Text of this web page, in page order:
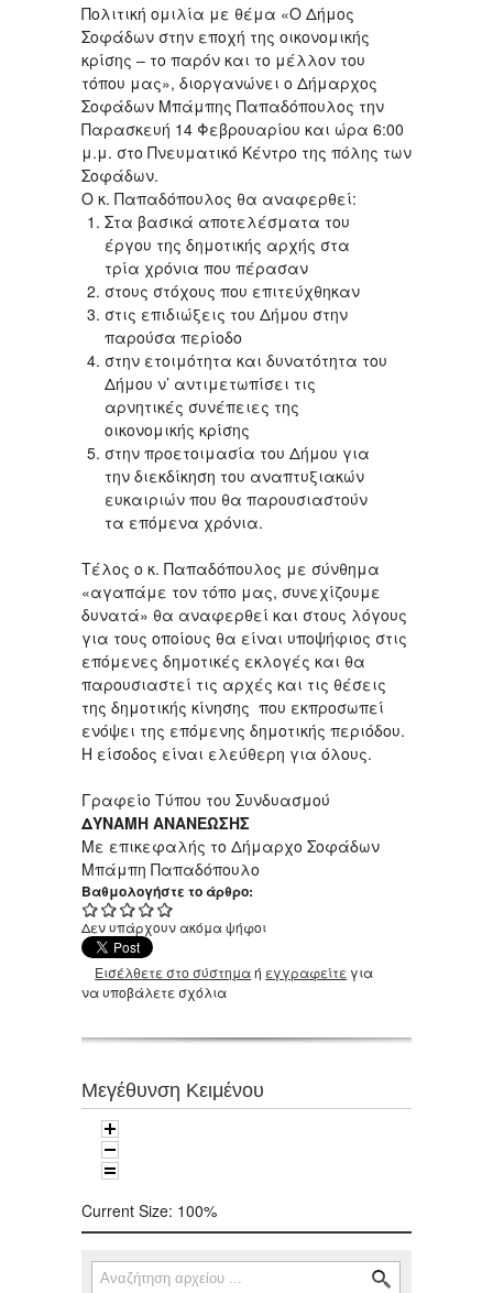
Πολιτική ομιλία με θέμα «Ο Δήμος
Σοφάδων στην εποχή της οικονομικής
κρίσης – το παρόν και το μέλλον του
τόπου μας», διοργανώνει ο Δήμαρχος
Σοφάδων Μπάμπης Παπαδόπουλος την
Παρασκευή 14 Φεβρουαρίου και ώρα 6:00
μ.μ. στο Πνευματικό Κέντρο της πόλης των
Σοφάδων.
Ο κ. Παπαδόπουλος θα αναφερθεί:
Στα βασικά αποτελέσματα του
έργου της δημοτικής αρχής στα
τρία χρόνια που πέρασαν
στους στόχους που επιτεύχθηκαν
στις επιδιώξεις του Δήμου στην
παρούσα περίοδο
στην ετοιμότητα και δυνατότητα του
Δήμου ν’ αντιμετωπίσει τις
αρνητικές συνέπειες της
οικονομικής κρίσης
στην προετοιμασία του Δήμου για
την διεκδίκηση του αναπτυξιακών
ευκαιριών που θα παρουσιαστούν
τα επόμενα χρόνια.
Τέλος ο κ. Παπαδόπουλος με σύνθημα
«αγαπάμε τον τόπο μας, συνεχίζουμε
δυνατά» θα αναφερθεί και στους λόγους
για τους οποίους θα είναι υποψήφιος στις
επόμενες δημοτικές εκλογές και θα
παρουσιαστεί τις αρχές και τις θέσεις
της δημοτικής κίνησης που εκπροσωπεί
ενόψει της επόμενης δημοτικής περιόδου.
Η είσοδος είναι ελεύθερη για όλους.
Γραφείο Τύπου του Συνδυασμού
ΔΥΝΑΜΗ ΑΝΑΝΕΩΣΗΣ
Με επικεφαλής το Δήμαρχο Σοφάδων
Μπάμπη Παπαδόπουλο
Βαθμολογήστε το άρθρο:
Δεν υπάρχουν ακόμα ψήφοι
Εισέλθετε στο σύστημαή εγγραφείτε για
να υποβάλετε σχόλια
Μεγέθυνση Κειμένου
Current Size: 100%
Φόρμα αναζήτησης
Αναζήτηση